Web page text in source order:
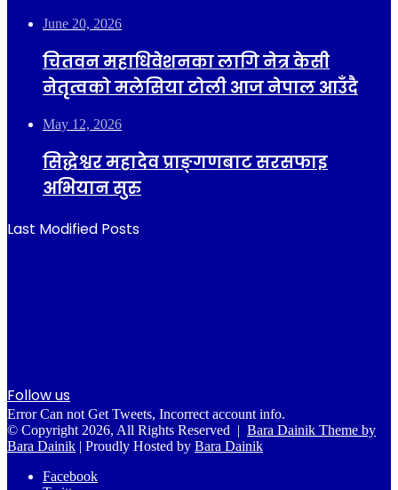
June 20, 2026
चितवन महाधिवेशनका लागि नेत्र केसी
नेतृत्वको मलेसिया टोली आज नेपाल आउँदै
May 12, 2026
सिद्धेश्वर महादेव प्राङ्गणबाट सरसफाइ
अभियान सुरु
Last Modified Posts
Follow us
Error Can not Get Tweets, Incorrect account info.
© Copyright 2026, All Rights Reserved | Bara Dainik Theme by
Bara Dainik | Proudly Hosted by Bara Dainik
Facebook